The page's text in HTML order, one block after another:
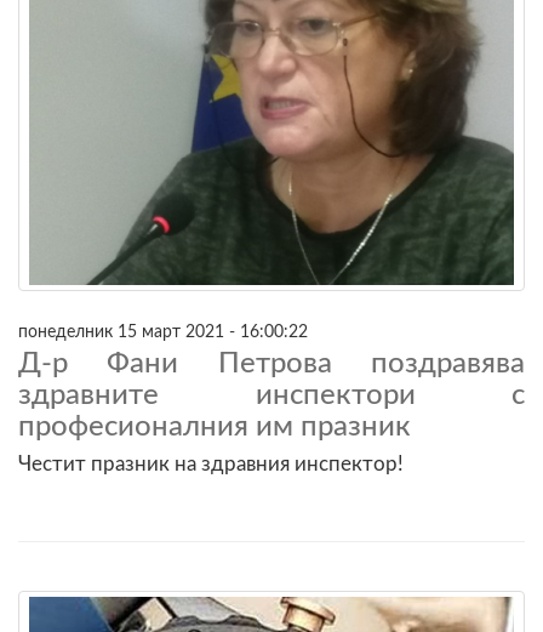
понеделник 15 март 2021 - 16:00:22
Д-р Фани Петрова поздравява
здравните инспектори с
професионалния им празник
Честит празник на здравния инспектор!